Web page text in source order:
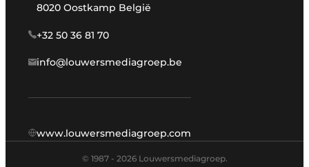
8020 Oostkamp België
+32 50 36 81 70
info@louwersmediagroep.be
www.louwersmediagroep.com
© 1987 - 2026 Louwersmediagroep.